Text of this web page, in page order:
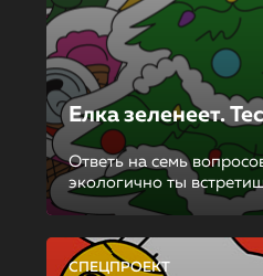
Елка зеленеет.
Ответь на семь
экологично ты
СПЕЦПРОЕКТ